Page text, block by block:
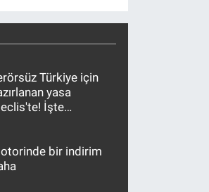
Türkiye için
yasa
İşte
bir indirim